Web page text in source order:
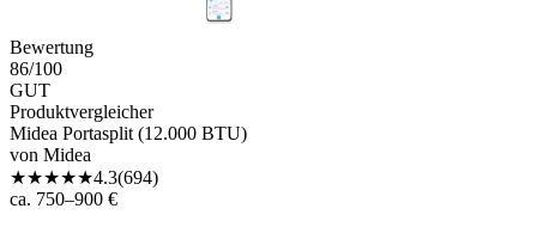
Bewertung
86/100
GUT
Produktvergleicher
Midea Portasplit (12.000 BTU)
von Midea
★★★★★4.3(694)
ca. 750–900 €